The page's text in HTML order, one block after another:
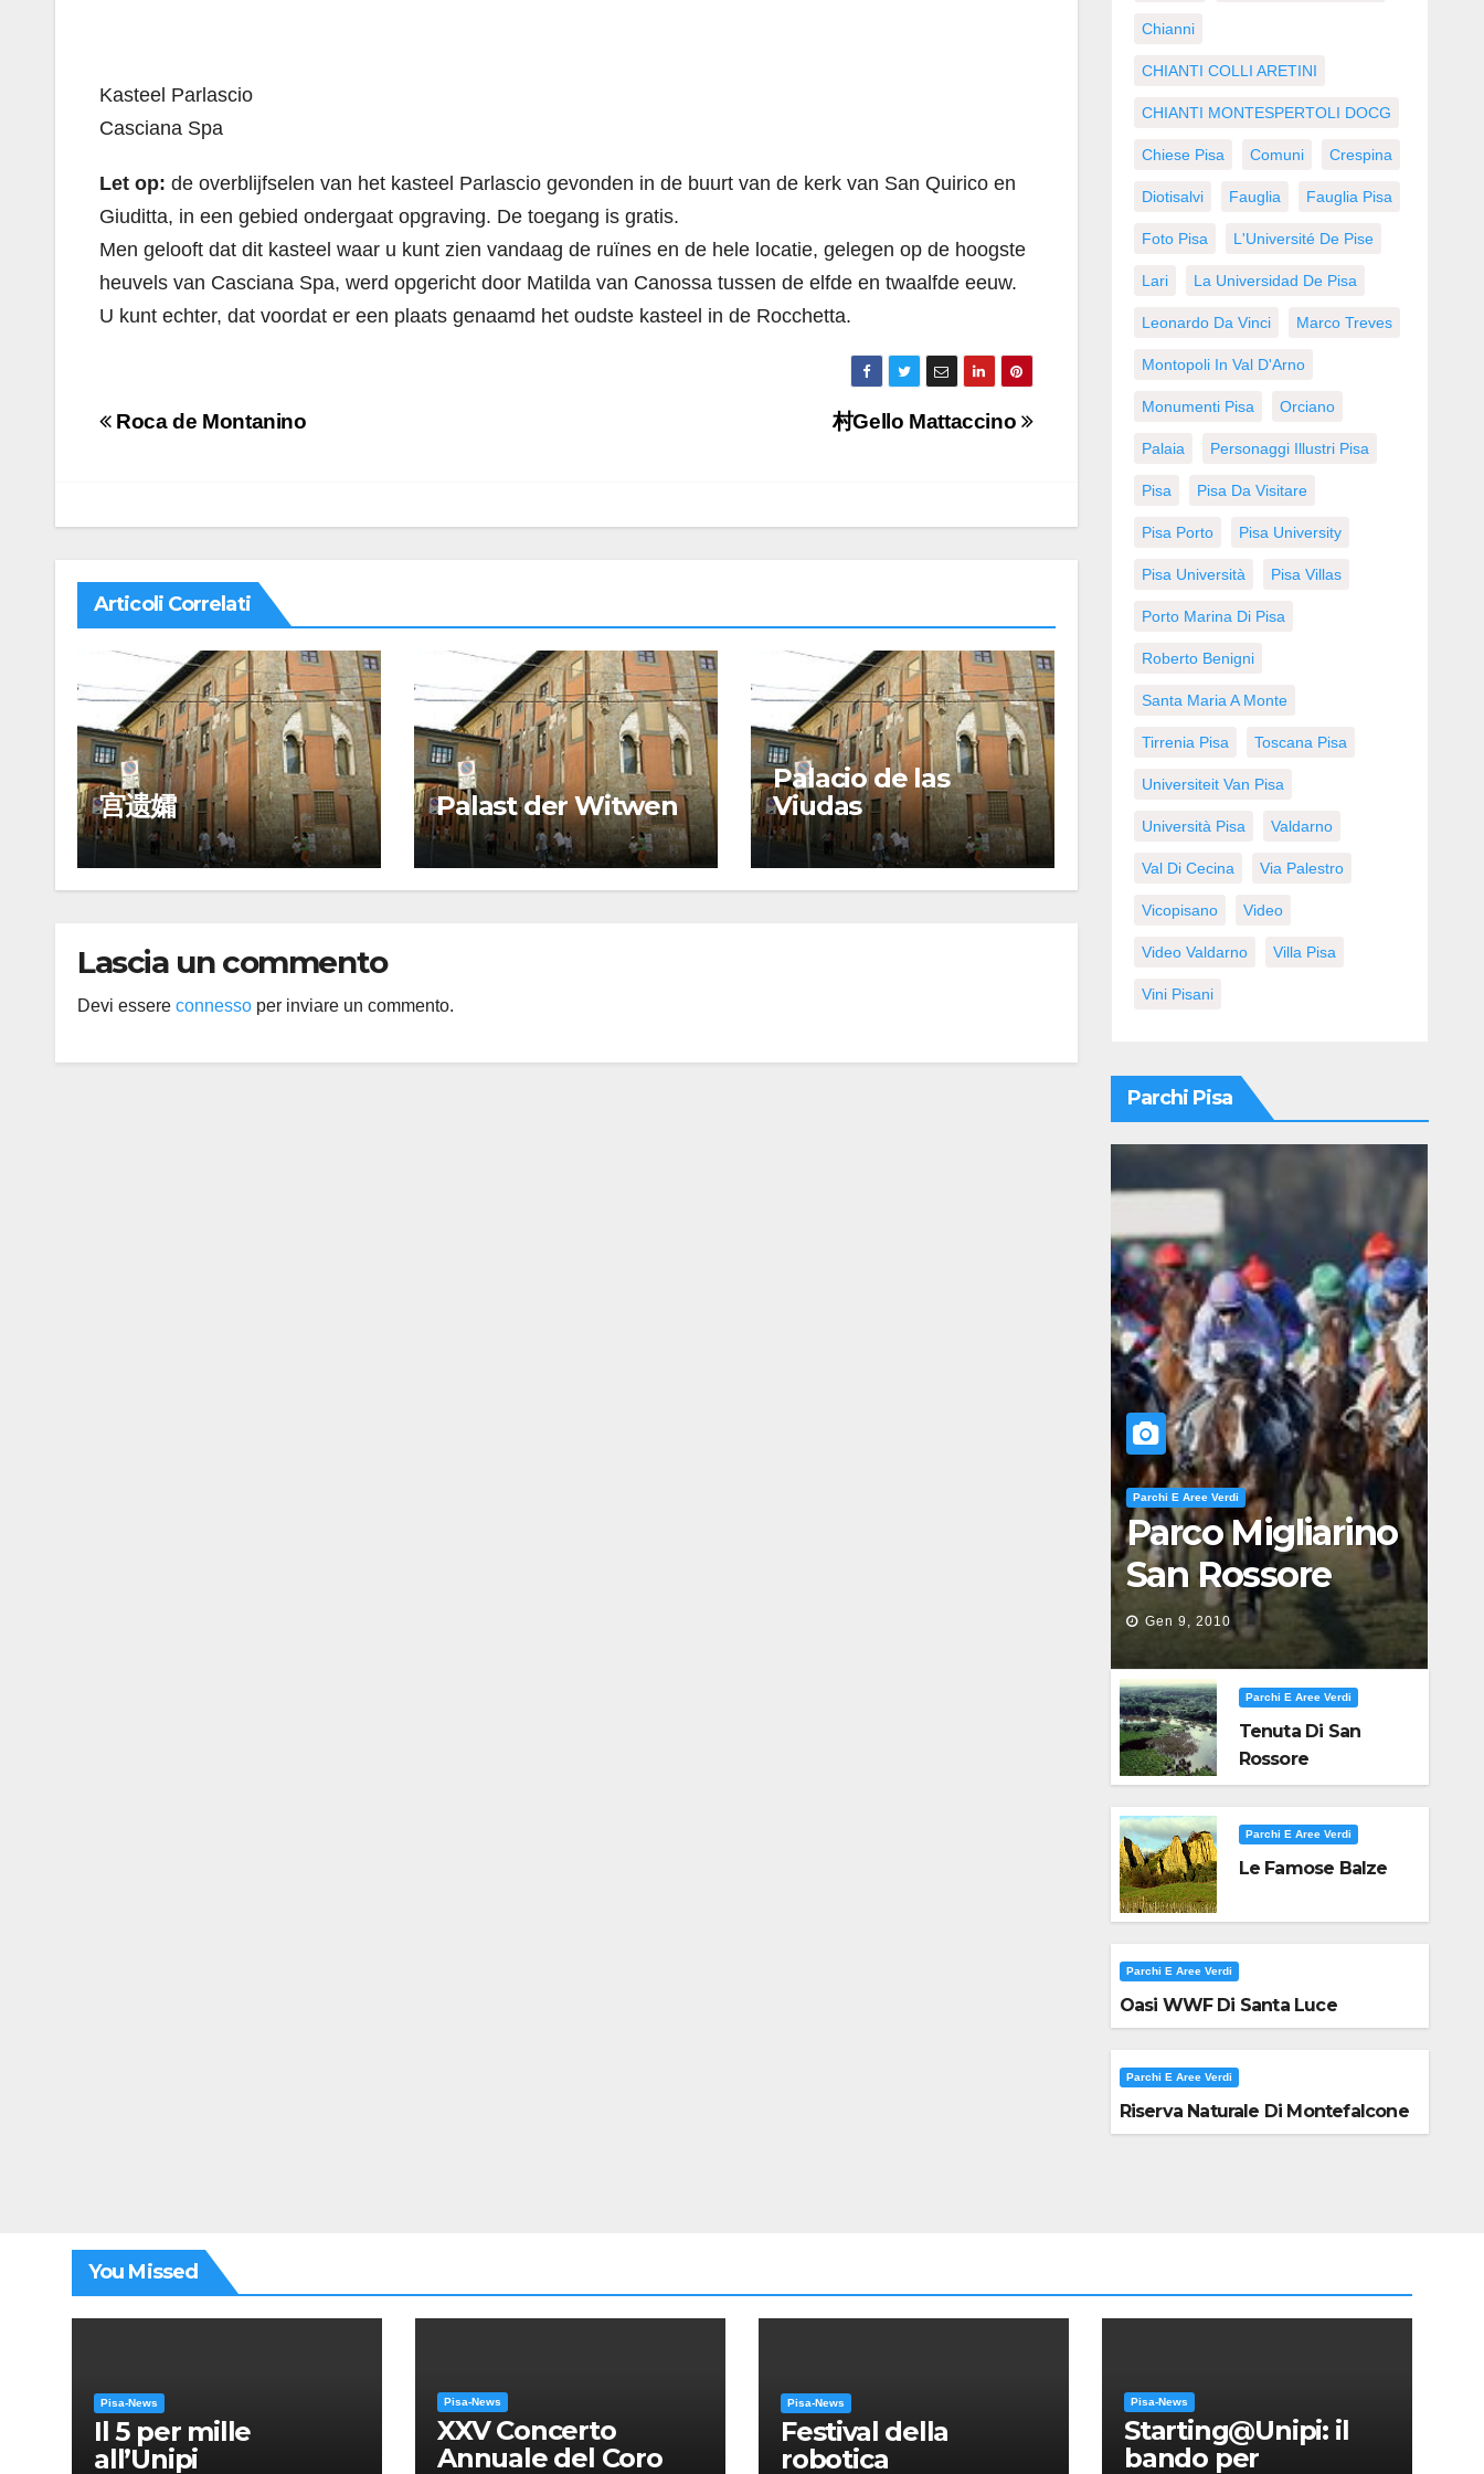
Kasteel Parlascio
Casciana Spa
Let op: de overblijfselen van het kasteel Parlascio gevonden in de buurt van de kerk van San Quirico en
Giuditta, in een gebied ondergaat opgraving. De toegang is gratis.
Men gelooft dat dit kasteel waar u kunt zien vandaag de ruïnes en de hele locatie, gelegen op de hoogste
heuvels van Casciana Spa, werd opgericht door Matilda van Canossa tussen de elfde en twaalfde eeuw.
U kunt echter, dat voordat er een plaats genaamd het oudste kasteel in de Rocchetta.
Navigazione
村Gello Mattaccino
Roca de Montanino
Articoli Correlati
宫遗孀 Palast der Witwen
Palacio de las
Viudas
Lascia un commento
Devi essere connesso per inviare un commento.
Chianni
CHIANTI COLLI ARETINI
CHIANTI MONTESPERTOLI DOCG
Chiese Pisa Comuni Crespina
Diotisalvi Fauglia Fauglia Pisa
Foto Pisa L'Université De Pise
Lari La Universidad De Pisa
Leonardo Da Vinci Marco Treves
Montopoli In Val D'Arno
Monumenti Pisa Orciano
Palaia Personaggi Illustri Pisa
Pisa Pisa Da Visitare
Pisa Porto Pisa University
Pisa Università Pisa Villas
Porto Marina Di Pisa
Roberto Benigni
Santa Maria A Monte
Tirrenia Pisa Toscana Pisa
Universiteit Van Pisa
Università Pisa Valdarno
Val Di Cecina Via Palestro
Vicopisano Video
Video Valdarno Villa Pisa
Vini Pisani
Parchi Pisa
Parchi E Aree Verdi
Parco Migliarino
San Rossore
Massaciuccoli
Gen 9, 2010
Parchi E Aree Verdi
Tenuta Di San
Rossore
Parchi E Aree Verdi
Le Famose Balze
Parchi E Aree Verdi
Oasi WWF Di Santa Luce
Parchi E Aree Verdi
Riserva Naturale Di Montefalcone
You Missed
Pisa-News
Il 5 per mille
all’Unipi
Pisa-News
XXV Concerto
Annuale del Coro
Pisa-News
Festival della
robotica
Pisa-News
Starting@Unipi: il
bando per